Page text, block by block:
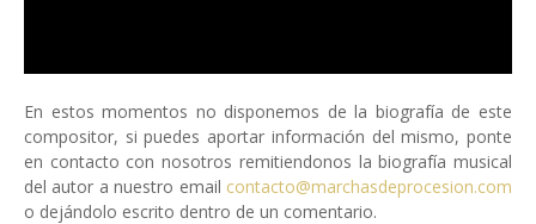
En estos momentos no disponemos de la biografía de este
compositor, si puedes aportar información del mismo, ponte
en contacto con nosotros remitiendonos la biografía musical
del autor a nuestro email contacto@marchasdeprocesion.com
o dejándolo escrito dentro de un comentario.